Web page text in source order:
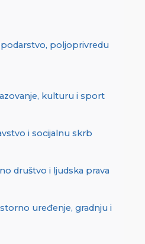
poljoprivredu
kulturu i sport
i socijalnu skrb
društvo i ljudska prava
uređenje, gradnju i